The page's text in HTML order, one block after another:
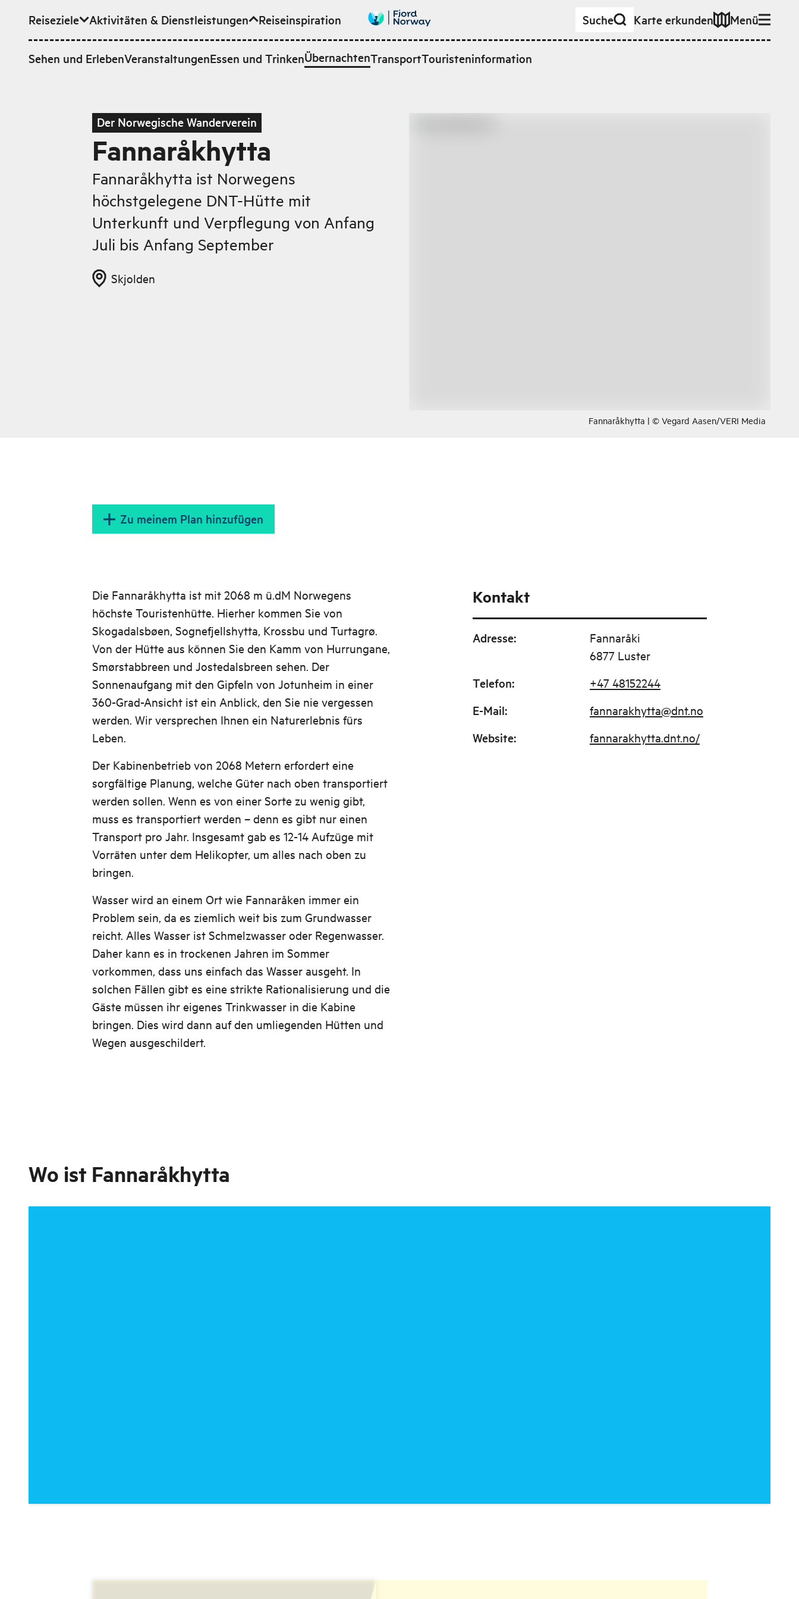
Zum Hauptinhalt
Reiseziele Aktivitäten & Dienstleistungen
Sehen und ErlebenVeranstaltungenEssen und TrinkenÜbernachtenTransportTouristeninformation
Reiseinspiration Suche Karte erkunden Menü
Der Norwegische Wanderverein
Fannaråkhytta
Fannaråkhytta ist Norwegens
höchstgelegene DNT-Hütte mit
Unterkunft und Verpflegung von Anfang
Juli bis Anfang September
Skjolden
Fannaråkhytta | © Vegard Aasen/VERI Media
Zu meinem Plan hinzufügen
Die Fannaråkhytta ist mit 2068 m ü.dM Norwegens
höchste Touristenhütte. Hierher kommen Sie von
Skogadalsbøen, Sognefjellshytta, Krossbu und Turtagrø.
Von der Hütte aus können Sie den Kamm von Hurrungane,
Smørstabbreen und Jostedalsbreen sehen. Der
Sonnenaufgang mit den Gipfeln von Jotunheim in einer
360-Grad-Ansicht ist ein Anblick, den Sie nie vergessen
werden. Wir versprechen Ihnen ein Naturerlebnis fürs
Leben.
Der Kabinenbetrieb von 2068 Metern erfordert eine
sorgfältige Planung, welche Güter nach oben transportiert
werden sollen. Wenn es von einer Sorte zu wenig gibt,
muss es transportiert werden – denn es gibt nur einen
Transport pro Jahr. Insgesamt gab es 12-14 Aufzüge mit
Vorräten unter dem Helikopter, um alles nach oben zu
bringen.
Wasser wird an einem Ort wie Fannaråken immer ein
Problem sein, da es ziemlich weit bis zum Grundwasser
reicht. Alles Wasser ist Schmelzwasser oder Regenwasser.
Daher kann es in trockenen Jahren im Sommer
vorkommen, dass uns einfach das Wasser ausgeht. In
solchen Fällen gibt es eine strikte Rationalisierung und die
Gäste müssen ihr eigenes Trinkwasser in die Kabine
bringen. Dies wird dann auf den umliegenden Hütten und
Wegen ausgeschildert.
Kontakt
Adresse:
Fannaråki
6877 Luster
Telefon: +47 48152244
E-Mail: fannarakhytta@dnt.no
Website: fannarakhytta.dnt.no/
Wo ist Fannaråkhytta